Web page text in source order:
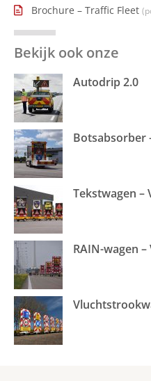
Brochure – Traffic Fleet
Bekijk ook onze
Autodrip 2.0
Botsabsorber
Tekstwagen –
RAIN-wagen –